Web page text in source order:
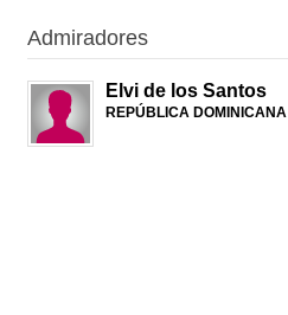
Admiradores
Elvi de los Santos
REPÚBLICA DOMINICANA